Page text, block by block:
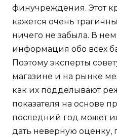
финучреждения. Этот
кажется очень
ничего не забыла. В
информация обо всех
Поэтому эксперты
магазине и на рынке
как их подделывают
показателя на основе
последний год может
дать неверную оценку,